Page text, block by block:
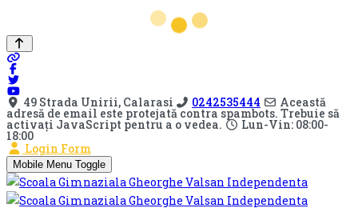
49 Strada Unirii, Calarasi 0242535444 Această
adresă de email este protejată contra spambots. Trebuie să
activați JavaScript pentru a o vedea. Lun-Vin: 08:00-
18:00
Login Form
Mobile Menu Toggle